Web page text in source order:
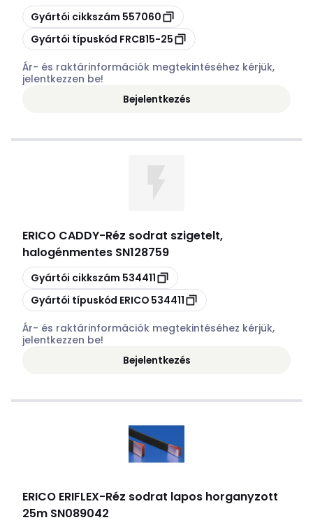
Másolás
Gyártói cikkszám 557060
Másolás
Gyártói típuskód FRCB15-25
Ár- és raktárinformációk megtekintéséhez kérjük,
jelentkezzen be!
Bejelentkezés
ERICO CADDY-Réz sodrat szigetelt,
halogénmentes SN128759
Másolás
Gyártói cikkszám 534411
Másolás
Gyártói típuskód ERICO 534411
Ár- és raktárinformációk megtekintéséhez kérjük,
jelentkezzen be!
Bejelentkezés
ERICO ERIFLEX-Réz sodrat lapos horganyzott
25m SN089042